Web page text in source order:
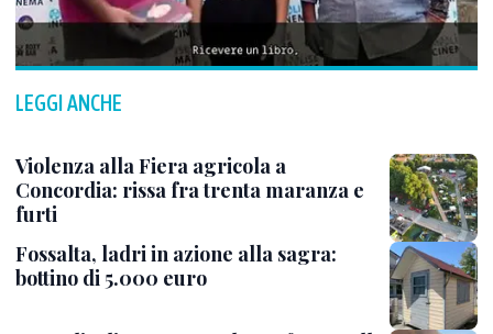
LEGGI ANCHE
Violenza alla Fiera agricola a
Concordia: rissa fra trenta maranza e
furti
Fossalta, ladri in azione alla sagra:
bottino di 5.000 euro